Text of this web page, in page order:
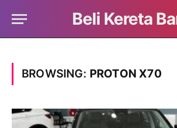
Beli Kereta
BROWSING: PROTON X70